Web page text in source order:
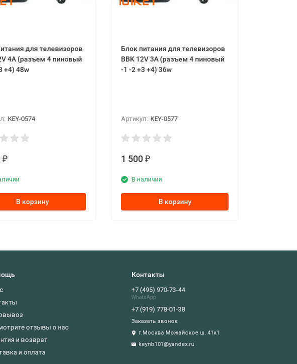
для телевизоров
4A (разъем 4 пиновый
+4) 48w
KEY-0574
₽
В корзину
Блок питания для телевизоров
BBK 12V 3A (разъем 4 пиновый
-1 -2 +3 +4) 36w
Артикул: KEY-0577
1 500 ₽
В наличии
В корзину
отзывы о нас
и возврат
и оплата
Контакты
+7 (495) 970-73-44
WhatsApp
+7 (919) 778-01-38
Заказать звонок
г.Москва Можайское ш. 41к1
keynb101@yandex.ru